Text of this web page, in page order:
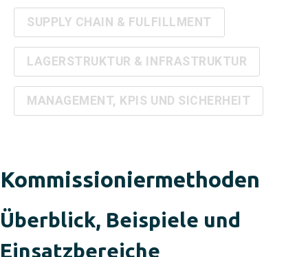
SUPPLY CHAIN & FULFILLMENT
LAGERSTRUKTUR & INFRASTRUKTUR
MANAGEMENT, KPIS UND SICHERHEIT
Kommissioniermethoden
Überblick, Beispiele und
Einsatzbereiche